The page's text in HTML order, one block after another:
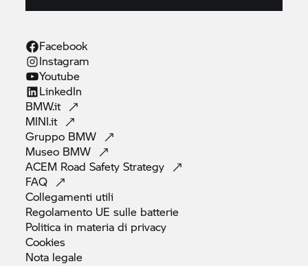
Facebook
Instagram
Youtube
LinkedIn
BMW.it
MINI.it
Gruppo BMW
Museo BMW
ACEM Road SafetyStrategy
FAQ
Collegamenti utili
Regolamento UE sulle batterie
Politica in materia di privacy
Cookies
Nota legale